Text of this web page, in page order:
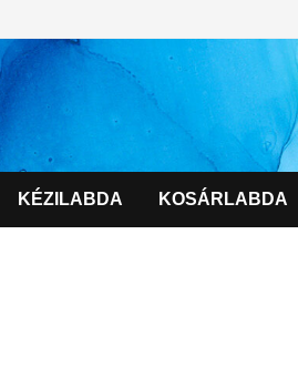
KÉZILABDA KOSÁRLABDA